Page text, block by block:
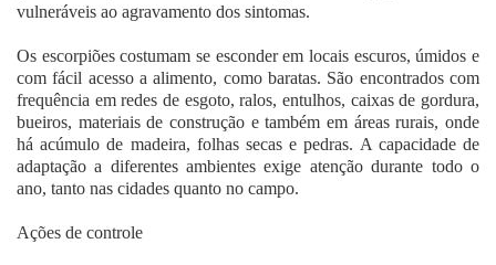
vulneráveis ao agravamento dos sintomas.
Os escorpiões costumam se esconder em locais escuros, úmidos e
com fácil acesso a alimento, como baratas. São encontrados com
frequência em redes de esgoto, ralos, entulhos, caixas de gordura,
bueiros, materiais de construção e também em áreas rurais, onde
há acúmulo de madeira, folhas secas e pedras. A capacidade de
adaptação a diferentes ambientes exige atenção durante todo o
ano, tanto nas cidades quanto no campo.
Ações de controle